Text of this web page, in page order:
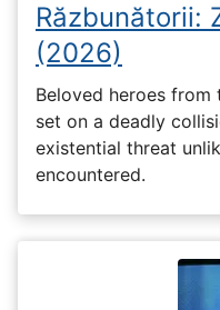
Răzbunătorii:
(2026)
Beloved heroes from
set on a deadly
existential threat
encountered.